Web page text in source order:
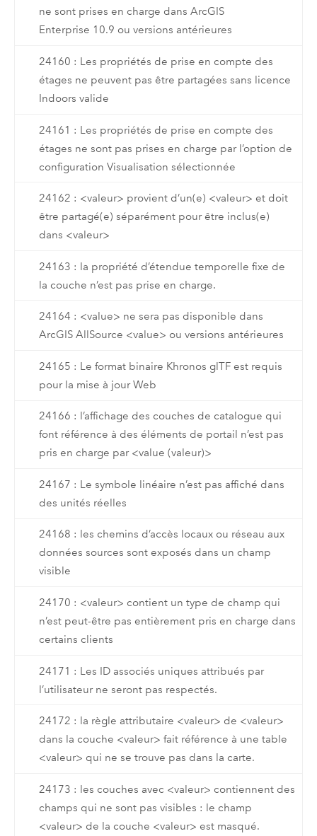
ne sont prises en charge dans ArcGIS
Enterprise 10.9 ou versions antérieures
24160 : Les propriétés de prise en compte des
étages ne peuvent pas être partagées sans licence
Indoors valide
24161 : Les propriétés de prise en compte des
étages ne sont pas prises en charge par l’option de
configuration Visualisation sélectionnée
24162 : <valeur> provient d’un(e) <valeur> et doit
être partagé(e) séparément pour être inclus(e)
dans <valeur>
24163 : la propriété d’étendue temporelle fixe de
la couche n’est pas prise en charge.
24164 : <value> ne sera pas disponible dans
ArcGIS AllSource <value> ou versions antérieures
24165 : Le format binaire Khronos glTF est requis
pour la mise à jour Web
24166 : l’affichage des couches de catalogue qui
font référence à des éléments de portail n’est pas
pris en charge par <value (valeur)>
24167 : Le symbole linéaire n’est pas affiché dans
des unités réelles
24168 : les chemins d’accès locaux ou réseau aux
données sources sont exposés dans un champ
visible
24170 : <valeur> contient un type de champ qui
n’est peut-être pas entièrement pris en charge dans
certains clients
24171 : Les ID associés uniques attribués par
l’utilisateur ne seront pas respectés.
24172 : la règle attributaire <valeur> de <valeur>
dans la couche <valeur> fait référence à une table
<valeur> qui ne se trouve pas dans la carte.
24173 : les couches avec <valeur> contiennent des
champs qui ne sont pas visibles : le champ
<valeur> de la couche <valeur> est masqué.